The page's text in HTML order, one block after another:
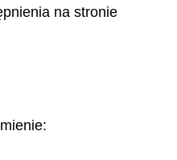
na stronie